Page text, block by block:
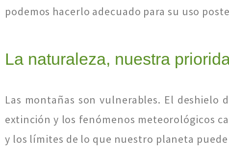
podemos hacerlo adecuado para su uso
La naturaleza, nuestra
Las montañas son vulnerables. El deshielo
extinción y los fenómenos meteorológicos
y los límites de lo que nuestro planeta